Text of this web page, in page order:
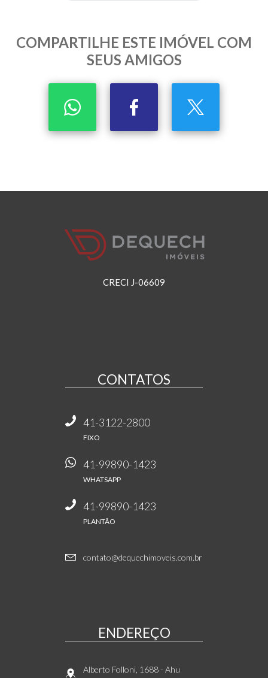
COMPARTILHE ESTE IMÓVEL COM
SEUS AMIGOS
CRECI J-06609
CONTATOS
41-3122-2800
FIXO
41-99890-1423
WHATSAPP
41-99890-1423
PLANTÃO
contato@dequechimoveis.com.br
ENDEREÇO
Alberto Folloni, 1688- Ahu